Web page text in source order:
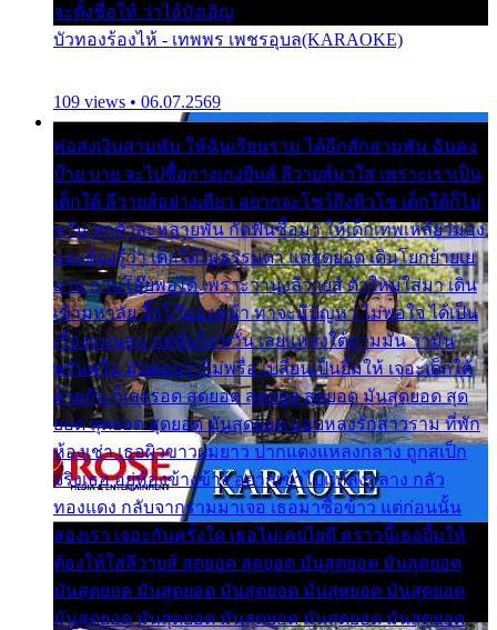
จะตั้งชื่อให้ ว่าไอ้บังเอิญ
บัวทองร้องไห้ - เทพพร เพชรอุบล(KARAOKE)
109 views • 06.07.2569
พ่อส่งเงินสามพัน ให้ฉันเรียนราม ได้อีกสักสามพัน ฉันคง
บ๊าย บาย จะไปซื้อกางเกงยีนส์ ลีวายส์มาใส่ เพราะเราเป็น
เด็กใต้ ลีวายส์อย่างเดียว อยากจะโชว์ถึงหิวโซ เด็กใต้ก็ไม่
หวั่น ตกตัวละหลายพัน กัดฟันซื้อมา ให้เด็กเทพเหลียวมอง
และต้องรู้ว่า เด็กใต้ไม่ธรรมดา แต่สุดยอด เดินโยกย้ายเย
ยวน กวนโอ๊ยพอได้ เพราะว่านุ่งลีวายส์ ตัวใหม่ใส่มา เดิน
เข้ามหาลัย จิ๊กโก๊มองหน้า ท่าจะมีปัญหา ไม่พอใจ ได้เป็น
เรื่องแน่นอน แต่ฉันไม่หวั่น เลยแหลงใต้ถามมัน ว่ามัน
พรั่นพรือ มันตอบว่าไม่พรื่อ เปลี่ยนเป็นยิ้มให้ เจอะเด็กใต้
ด้วยกัน ก็เลยรอด สุดยอด สุดยอด สุดยอด มันสุดยอด สุด
ยอด สุดยอด สุดยอด มันสุดยอด แอบหลงรักสาวราม ที่พัก
ห้องเช่า เธอผิวขาวผมยาว ปากแดงแหลงกลาง ถูกสเป็ก
จริงเธอ อยู่ห้องข้างข้าง อยากเข้าไปแหลงกลาง กลัว
ทองแดง กลับจากรามมาเจอ เธอมาซื้อข้าว แต่ก่อนนั้น
สองเรา เจอะกันครั้งใด เธอไม่เคยไยดี คราวนี้เธอยิ้มให้
ต้องให้ใส่ลีวายส์ สุดยอด สุดยอด มันสุดยอด มันสุดยอด
มันสุดยอด มันสุดยอด มันสุดยอด มันสุดยอด มันสุดยอด
มันสุดยอด มันสุดยอด มันสุดยอด มันสุดยอด มันสุดยอด